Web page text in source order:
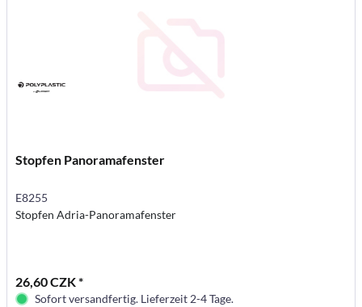
Stopfen Panoramafenster
E8255
Stopfen Adria-Panoramafenster
26,60 CZK *
Sofort versandfertig. Lieferzeit 2-4 Tage.